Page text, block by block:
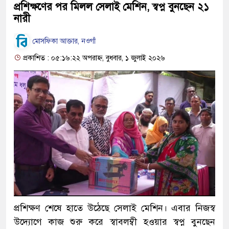
প্রশিক্ষণের পর মিলল সেলাই মেশিন, স্বপ্ন বুনছেন ২১
নারী
মোসফিকা আক্তার, নওগাঁ
প্রকাশিত : ০৫:১৬:২২ অপরাহ্ন, বুধবার, ১ জুলাই ২০২৬
প্রশিক্ষণ শেষে হাতে উঠেছে সেলাই মেশিন। এবার নিজস্ব
উদ্যোগে কাজ শুরু করে স্বাবলম্বী হওয়ার স্বপ্ন বুনছেন